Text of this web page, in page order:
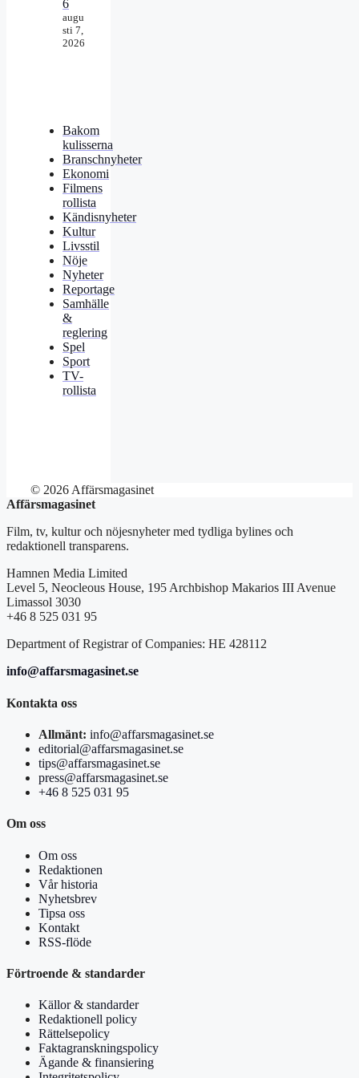
6
augu
sti 7,
2026
Bakom
kulisserna
Branschnyheter
Ekonomi
Filmens
rollista
Kändisnyheter
Kultur
Livsstil
Nöje
Nyheter
Reportage
Samhälle
&
reglering
Spel
Sport
TV-
rollista
© 2026 Affärsmagasinet
Affärsmagasinet
Film, tv, kultur och nöjesnyheter med tydliga bylines och
redaktionell transparens.
Hamnen Media Limited
Level 5, Neocleous House, 195 Archbishop Makarios III Avenue
Limassol 3030
+46 8 525 031 95
Department of Registrar of Companies: HE 428112
info@affarsmagasinet.se
Kontakta oss
Allmänt: info@affarsmagasinet.se
editorial@affarsmagasinet.se
tips@affarsmagasinet.se
press@affarsmagasinet.se
+46 8 525 031 95
Om oss
Om oss
Redaktionen
Vår historia
Nyhetsbrev
Tipsa oss
Kontakt
RSS-flöde
Förtroende & standarder
Källor & standarder
Redaktionell policy
Rättelsepolicy
Faktagranskningspolicy
Ägande & finansiering